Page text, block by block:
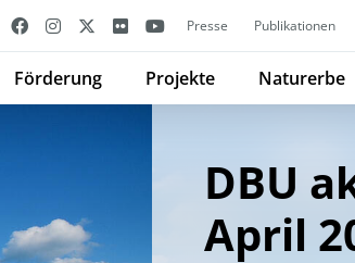
Presse Publikationen
Förderung Projekte Naturerbe
DBU
April